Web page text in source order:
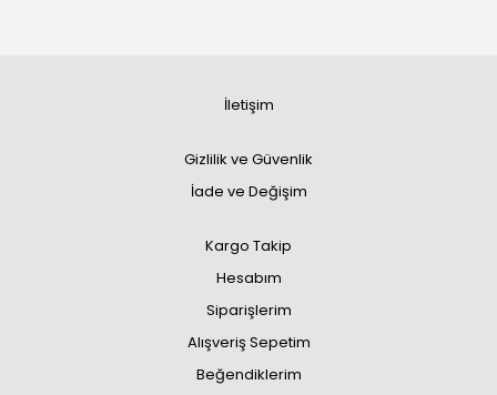
İletişim
Gizlilik ve Güvenlik
İade ve Değişim
Kargo Takip
Hesabım
Siparişlerim
Alışveriş Sepetim
Beğendiklerim